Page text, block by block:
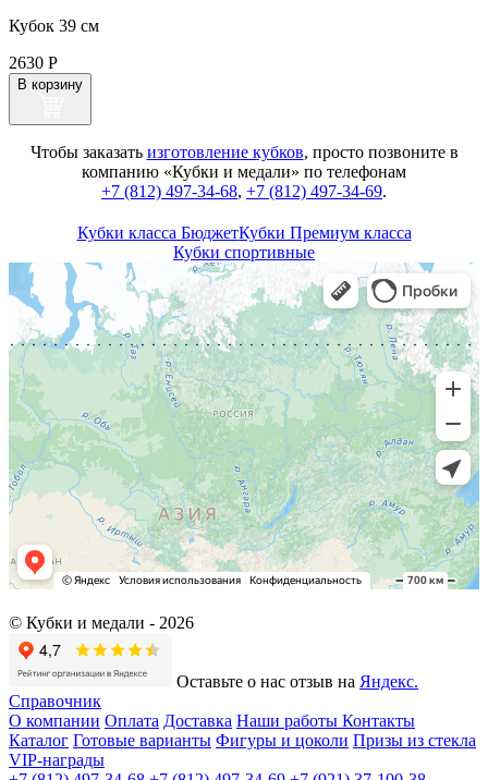
Кубок 39 см
2630 Р
В корзину
Чтобы заказать изготовление кубков, просто позвоните в
компанию «Кубки и медали» по телефонам
+7 (812) 497-34-68, +7 (812) 497-34-69.
Кубки класса БюджетКубки Премиум класса
Кубки спортивные
© Кубки и медали - 2026
Оставьте о нас отзыв на Яндекс.
Справочник
О компании Оплата Доставка Наши работы Контакты
Каталог Готовые варианты Фигуры и цоколи Призы из стекла
VIP-награды